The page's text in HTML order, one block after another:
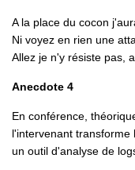
A la place du cocon
Ni voyez en rien une
Allez je n'y résiste pas,
Anecdote 4
En conférence,
l'intervenant
un outil d'analyse de